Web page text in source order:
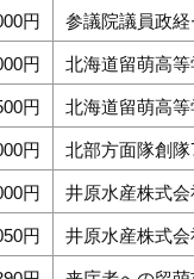
円 参議院議員政
円 北海道留萌高
円 北海道留萌高
円 北部方面隊創
円 井原水産株式
円 井原水産株式